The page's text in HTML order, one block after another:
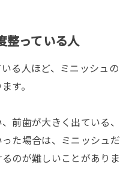
整っている人
る人ほど、ミニッシュの
す。
前歯が大きく出ている、
た場合は、ミニッシュだ
のが難しいことがありま